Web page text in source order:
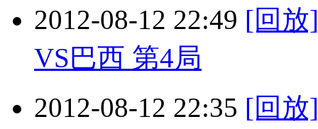
2012-08-12 22:49 [回放
VS巴西 第4局
2012-08-12 22:35 [回放